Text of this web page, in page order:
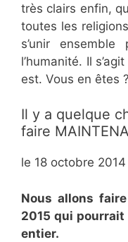
très clairs enfin,
toutes les
s’unir
l’humanité. Il
est. Vous en êtes ?
Il y a quelque
faire
le 18 octobre
Nous allons
2015 qui pourrait
entier.